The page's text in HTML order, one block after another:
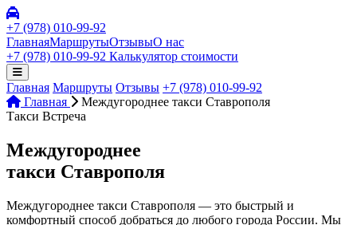
+7 (978) 010-99-92
ГлавнаяМаршрутыОтзывыО нас
+7 (978) 010-99-92 Калькулятор стоимости
Главная Маршруты Отзывы +7 (978) 010-99-92
Главная
Междугороднее такси Ставрополя
Такси Встреча
Междугороднее
такси Ставрополя
Междугороднее такси Ставрополя — это быстрый и
комфортный способ добраться до любого города России. Мы